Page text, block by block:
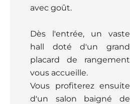
avec goût.
Dès l'entrée, un vaste
hall doté d'un grand
placard de rangement
vous accueille.
Vous profiterez ensuite
d'un salon baigné de